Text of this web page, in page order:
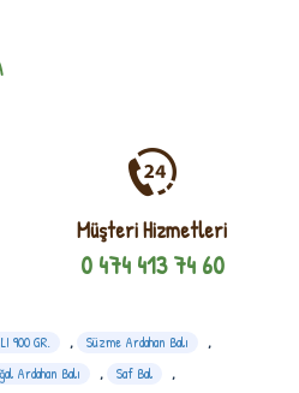
Müşteri Hizmetleri
0 474 413 74 60
900 GR. , Süzme Ardahan Balı
,
Ardahan Balı , Saf Bal
,